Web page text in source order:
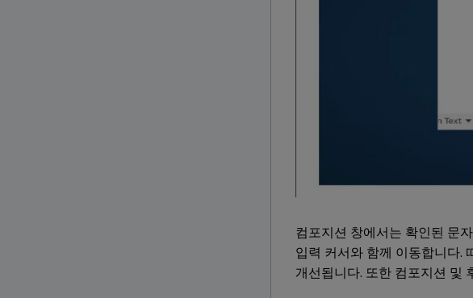
컴포지션 창에서는 확인된 문
입력 커서와 함께 이동합니다.
개선됩니다. 또한 컴포지션 및